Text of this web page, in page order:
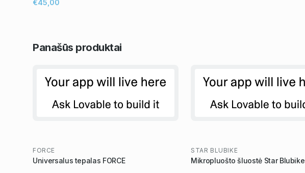
€45,00
Panašūs produktai
FORCE
Universalus tepalas FORCE
STAR BLUBIKE
Mikropluošto šluostė Star Blubike